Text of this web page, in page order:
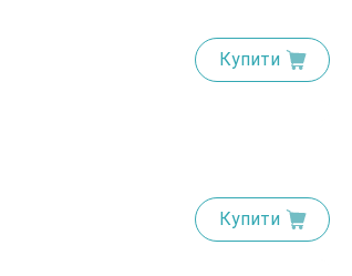
Купити
Купити